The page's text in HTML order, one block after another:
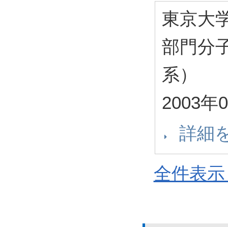
東京大
部門分
系）
2003年
詳細
全件表